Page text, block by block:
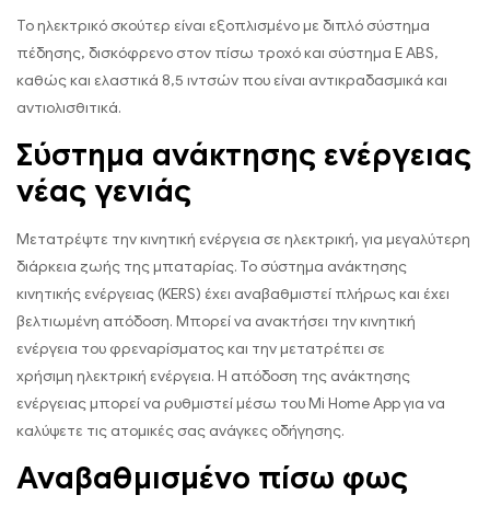
Το ηλεκτρικό σκούτερ είναι εξοπλισμένο με διπλό σύστημα
πέδησης, δισκόφρενο στον πίσω τροχό και σύστημα E ABS,
καθώς και ελαστικά 8,5 ιντσών που είναι αντικραδασμικά και
αντιολισθιτικά.
Σύστημα ανάκτησης ενέργειας
νέας γενιάς
Μετατρέψτε την κινητική ενέργεια σε ηλεκτρική, για μεγαλύτερη
διάρκεια ζωής της μπαταρίας. Το σύστημα ανάκτησης
κινητικής ενέργειας (KERS) έχει αναβαθμιστεί πλήρως και έχει
βελτιωμένη απόδοση. Μπορεί να ανακτήσει την κινητική
ενέργεια του φρεναρίσματος και την μετατρέπει σε
χρήσιμη ηλεκτρική ενέργεια. Η απόδοση της ανάκτησης
ενέργειας μπορεί να ρυθμιστεί μέσω του Mi Home App για να
καλύψετε τις ατομικές σας ανάγκες οδήγησης.
Αναβαθμισμένο πίσω φως